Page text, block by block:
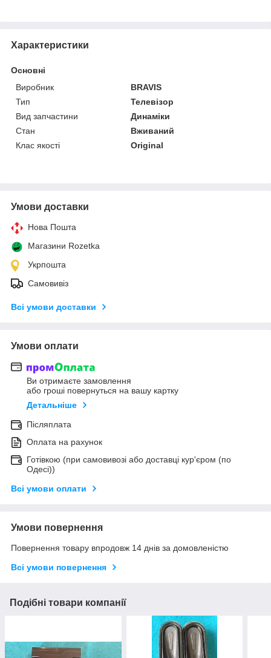
Характеристики
Основні
Виробник
BRAVIS
Тип
Телевізор
Вид запчастини
Динаміки
Стан
Вживаний
Клас якості
Original
Умови доставки
Нова Пошта
Магазини Rozetka
Укрпошта
Самовивіз
Всі умови доставки
Умови оплати
Ви отримаєте замовлення
або гроші повернуться на вашу картку
Детальніше
Післяплата
Оплата на рахунок
Готівкою (при самовивозі або доставці кур'єром (по
Одесі))
Всі умови оплати
Умови повернення
Повернення товару впродовж 14 днів за домовленістю
Всі умови повернення
Подібні товари компанії